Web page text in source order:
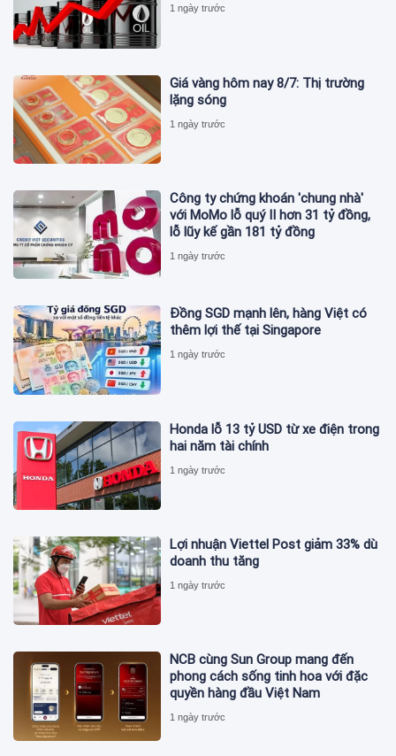
1 ngày trước
Giá vàng hôm nay 8/7: Thị trường
lặng sóng
1 ngày trước
Công ty chứng khoán 'chung nhà'
với MoMo lỗ quý II hơn 31 tỷ đồng,
lỗ lũy kế gần 181 tỷ đồng
1 ngày trước
Đồng SGD mạnh lên, hàng Việt có
thêm lợi thế tại Singapore
1 ngày trước
Honda lỗ 13 tỷ USD từ xe điện trong
hai năm tài chính
1 ngày trước
Lợi nhuận Viettel Post giảm 33% dù
doanh thu tăng
1 ngày trước
NCB cùng Sun Group mang đến
phong cách sống tinh hoa với đặc
quyền hàng đầu Việt Nam
1 ngày trước